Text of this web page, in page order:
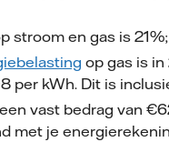
stroom en gas is 21%;
op gas is
per kWh. Dit is
vast bedrag van
met je